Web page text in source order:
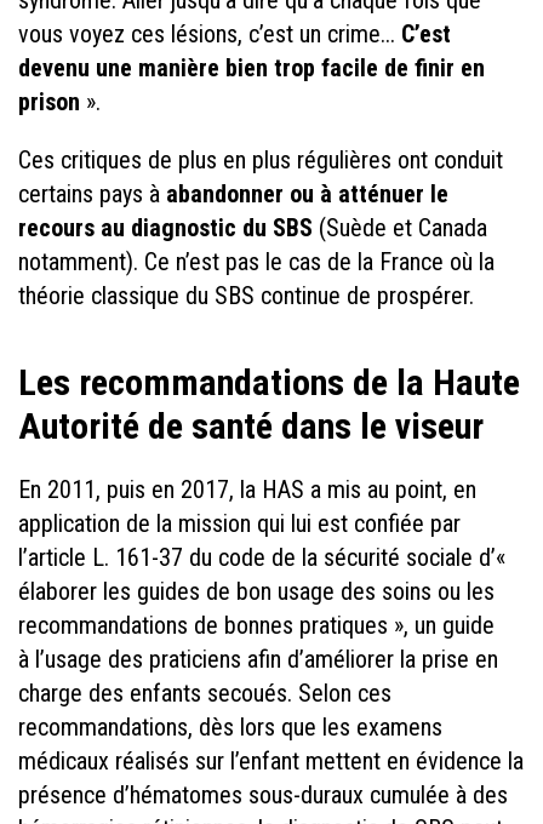
vous voyez ces lésions, c’est un crime... C’est
devenu une manière bien trop facile de finir en
prison ».
Ces critiques de plus en plus régulières ont conduit
certains pays à abandonner ou à atténuer le
recours au diagnostic du SBS (Suède et Canada
notamment). Ce n’est pas le cas de la France où la
théorie classique du SBS continue de prospérer.
Les recommandations de la Haute
Autorité de santé dans le viseur
En 2011, puis en 2017, la HAS a mis au point, en
application de la mission qui lui est confiée par
l’article L. 161-37 du code de la sécurité sociale d’«
élaborer les guides de bon usage des soins ou les
recommandations de bonnes pratiques », un guide
à l’usage des praticiens afin d’améliorer la prise en
charge des enfants secoués. Selon ces
recommandations, dès lors que les examens
médicaux réalisés sur l’enfant mettent en évidence la
présence d’hématomes sous-duraux cumulée à des